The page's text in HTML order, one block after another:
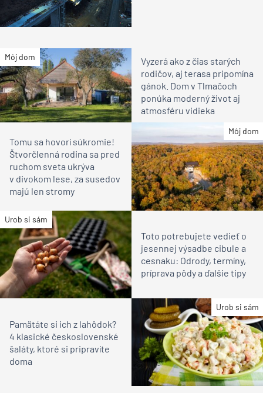
Môj dom
Vyzerá ako z čias starých
rodičov, aj terasa pripomína
gánok. Dom v Tlmačoch
ponúka moderný život aj
atmosféru vidieka
Môj dom
Tomu sa hovorí súkromie!
Štvorčlenná rodina sa pred
ruchom sveta ukrýva
v divokom lese, za susedov
majú len stromy
Urob si sám
Toto potrebujete vedieť o
jesennej výsadbe cibule a
cesnaku: Odrody, termíny,
príprava pôdy a ďalšie tipy
Urob si sám
Pamätáte si ich z lahôdok?
4 klasické československé
šaláty, ktoré si pripravíte
doma